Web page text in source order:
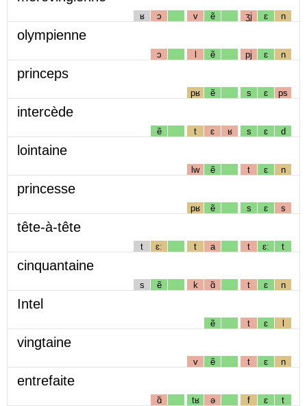
ʁ ɔ v ẽ ʒj ɛ n
olympienne
ɔ l ẽ pj ɛ n
princeps
pʁ ẽ s ɛ ps
intercède
ẽ t ɛ ʁ s ɛ d
lointaine
lw ẽ t ɛ n
princesse
pʁ ẽ s ɛ s
tête-à-tête
t ɛː t a t ɛː t
cinquantaine
s ẽ k ɑ̃ t ɛ n
Intel
ẽ t ɛ l
vingtaine
v ẽ t ɛ n
entrefaite
ɑ̃ tʁ ə f ɛ t